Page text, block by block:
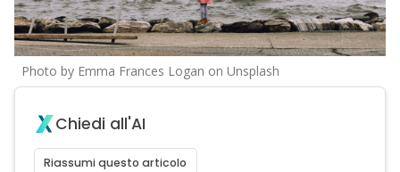
Photo by Emma Frances Logan on Unsplash
Chiedi all'AI
Riassumi questo articolo